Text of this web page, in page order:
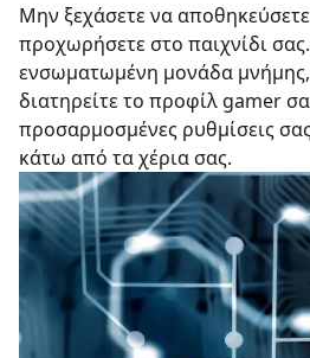
Μην ξεχάσετε να
προχωρήσετε στο παιχνίδι
ενσωματωμένη μονάδα
διατηρείτε το προφίλ gamer
προσαρμοσμένες ρυθμίσεις
κάτω από τα χέρια σας.